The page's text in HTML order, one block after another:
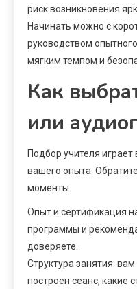
риск возникновения
Начинать можно с
руководством
мягким темпом и
Как
или
Подбор учителя
вашего опыта.
моменты:
Опыт и сертификация
программы и
доверяете.
Структура занятия:
построен сеанс, какие